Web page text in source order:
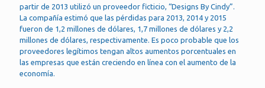
partir de 2013 utilizó un proveedor ficticio, “Designs By Cindy”.
La compañía estimó que las pérdidas para 2013, 2014 y 2015
fueron de 1,2 millones de dólares, 1,7 millones de dólares y 2,2
millones de dólares, respectivamente. Es poco probable que los
proveedores legítimos tengan altos aumentos porcentuales en
las empresas que están creciendo en línea con el aumento de la
economía.